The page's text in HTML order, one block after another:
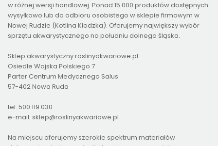
w różnej wersji handlowej. Ponad 15 000 produktów dostępnych
wysyłkowo lub do odbioru osobistego w sklepie firmowym w
Nowej Rudzie (Kotlina Kłodzka). Oferujemy największy wybór
sprzętu akwarystycznego na południu dolnego śląska.
Sklep akwarystyczny roslinyakwariowe.pl
Osiedle Wojska Polskiego 7
Parter Centrum Medycznego Salus
57-402 Nowa Ruda
tel: 500 119 030
e-mail: sklep@roslinyakwariowe.pl
Na miejscu oferujemy szerokie spektrum materiałów